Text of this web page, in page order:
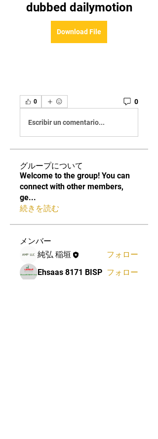
dubbed dailymotion
Download File
0 0
Escribir un comentario...
グループについて
Welcome to the group! You can
connect with other members,
ge...
続きを読む
メンバー
純弘 稲垣
フォロー
Ehsaas 8171 BISP フォロー